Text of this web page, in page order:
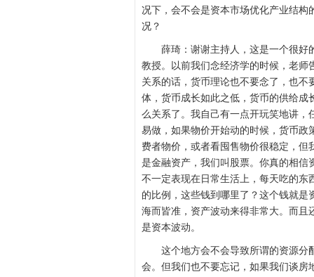
况下，会不会是资本市场优化产业结构
况？
薛琦：谢谢主持人，这是一个很好
教授。以前我们念经济学的时候，老师
关系的话，货币理论也不要念了，也
体，货币成长如此之低，货币的供给成
么关系了。我自己有一点开玩笑地讲，
易做，如果物价开始动的时候，货币政
费者物价，或者看囤售物价很稳定，
是金融资产，我们叫股票。你真的相信
不一定表现在日常生活上，每天吃的东
的比例，这些钱到哪里了？这个钱就
海而皆准，资产波动来得非常大。而且
是资本波动。
这个地方会不会导致所谓的资源分
会。但我们也不要忘记，如果我们谈房